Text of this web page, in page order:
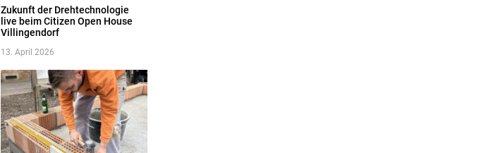
Zukunft der Drehtechnologie
live beim Citizen Open House
Villingendorf
13. April 2026